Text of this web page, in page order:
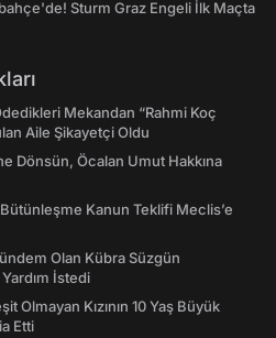
Sturm Graz Engeli İlk Maçta
Mekandan “Rahmi Koç
Aile Şikayetçi Oldu
Dönsün, Öcalan Umut Hakkına
Kanun Teklifi Meclis’e
Olan Kübra Süzgün
İstedi
Olmayan Kızının 10 Yaş Büyük
Etti